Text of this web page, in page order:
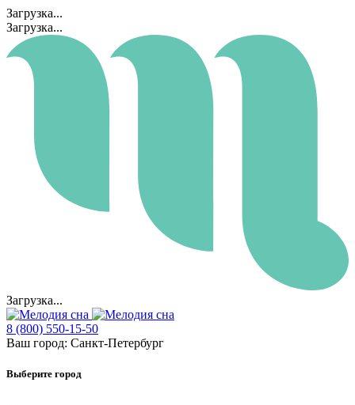
Загрузка...
Загрузка...
Загрузка...
8 (800) 550-15-50
Ваш город: Санкт-Петербург
Выберите город